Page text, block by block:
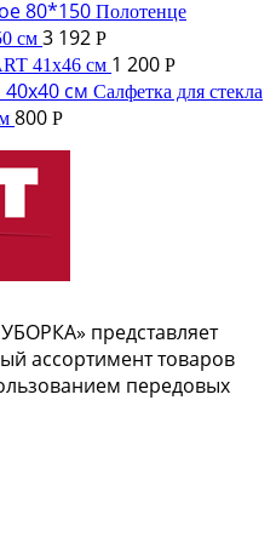
Полотенце
см 3 192 Р
41х46 см 1 200 Р
Салфетка для стекла
800 Р
представляет
ассортимент товаров
передовых